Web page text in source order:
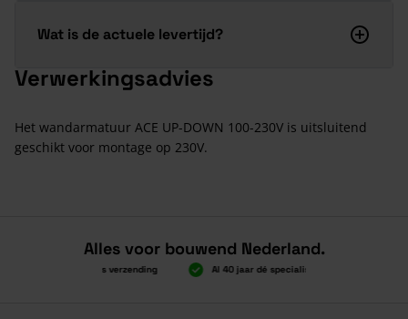
Wat is de actuele levertijd?
Verwerkingsadvies
Het wandarmatuur ACE UP-DOWN 100-230V is uitsluitend
geschikt voor montage op 230V.
Alles voor bouwend Nederland.
Boven 2.000 gratis verzending Al 40 jaar dé specialist